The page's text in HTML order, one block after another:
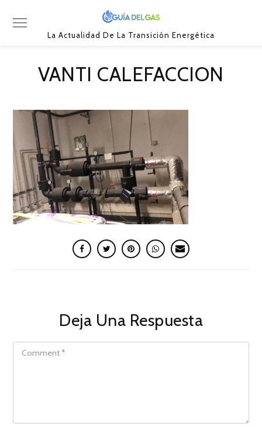
La Actualidad De La Transición Energética
VANTI CALEFACCION
Deja Una Respuesta
COMMENT